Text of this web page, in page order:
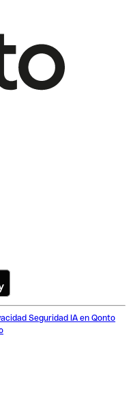
Seguridad IA en Qonto